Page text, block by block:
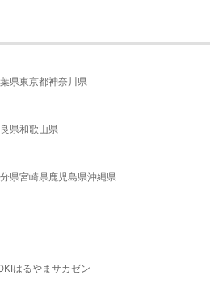
県東京都神奈川県
県和歌山県
県宮崎県鹿児島県沖縄県
はるやま サカゼン